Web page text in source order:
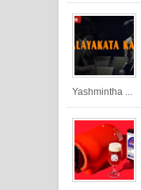
Yashmintha ...